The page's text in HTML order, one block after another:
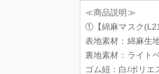
≪商品説明≫
①【綿麻マスク
表地素材：綿麻生
裏地素材：ライト
ゴム紐：白/ポリエ